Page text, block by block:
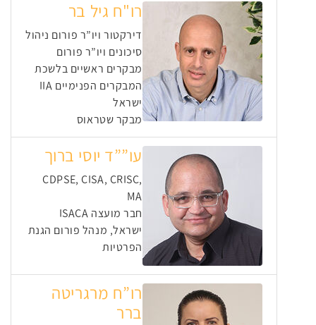
רו"ח גיל בר
דירקטור ויו”ר פורום ניהול
סיכונים ויו”ר פורום
מבקרים ראשיים בלשכת
המבקרים הפנימיים IIA
ישראל
מבקר שטראוס
עו””ד יוסי ברוך
CDPSE, CISA, CRISC,
MA
חבר מועצה ISACA
ישראל, מנהל פורום הגנת
הפרטיות
רו”ח מרגריטה
ברר